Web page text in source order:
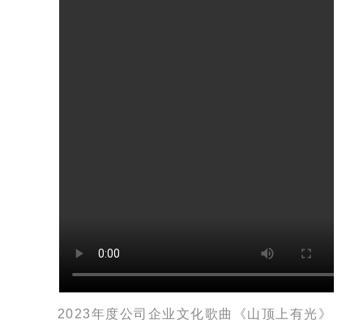
2023年度公司企业文化歌曲《山顶上有光》